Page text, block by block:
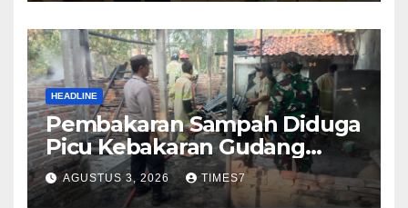
HEADLINE
Pembakaran Sampah Diduga
Picu Kebakaran Gudang
Furniture di Kebumen
AGUSTUS 3, 2026 TIMES7